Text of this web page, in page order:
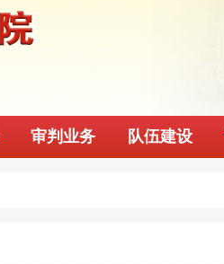
审判业务 队伍建设